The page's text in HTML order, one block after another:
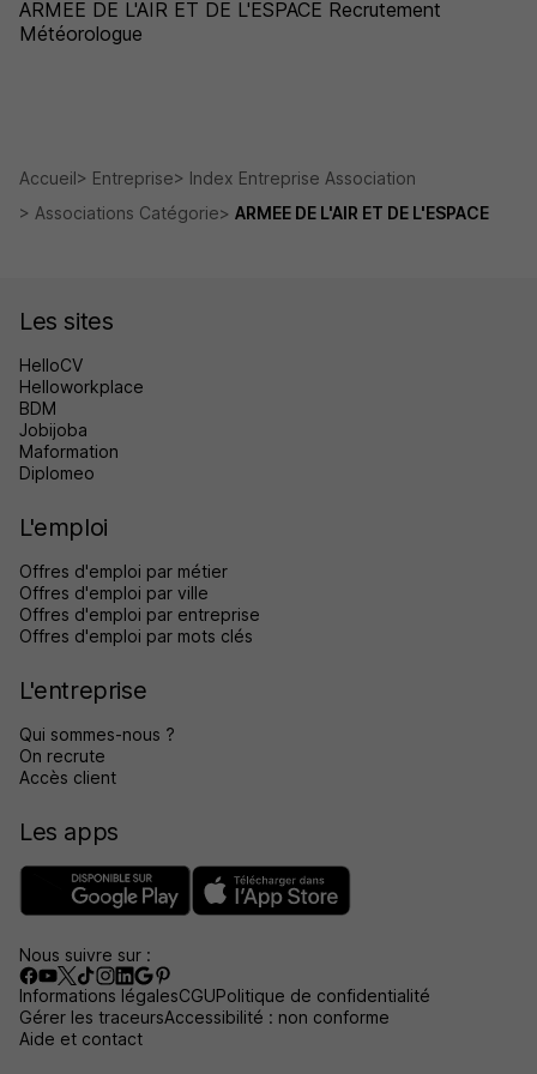
ARMEE DE L'AIR ET DE L'ESPACE Recrutement
Météorologue
Accueil Entreprise
Index Entreprise Association
Associations Catégorie
ARMEE DE L'AIR ET DE L'ESPACE
Les sites
HelloCV
Helloworkplace
BDM
Jobijoba
Maformation
Diplomeo
L'emploi
Offres d'emploi par métier
Offres d'emploi par ville
Offres d'emploi par entreprise
Offres d'emploi par mots clés
L'entreprise
Qui sommes-nous ?
On recrute
Accès client
Les apps
Nous suivre sur :
Informations légalesCGUPolitique de confidentialité
Gérer les traceursAccessibilité : non conforme
Aide et contact